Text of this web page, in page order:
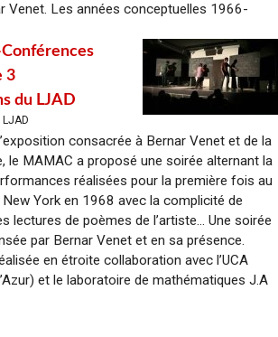
Venet. Les années conceptuelles 1966-
3
du LJAD
consacrée à Bernar Venet et de la
le MAMAC a proposé une soirée alternant la
réalisées pour la première fois au
York en 1968 avec la complicité de
lectures de poèmes de l’artiste… Une soirée
par Bernar Venet et en sa présence.
en étroite collaboration avec l’UCA
et le laboratoire de mathématiques J.A